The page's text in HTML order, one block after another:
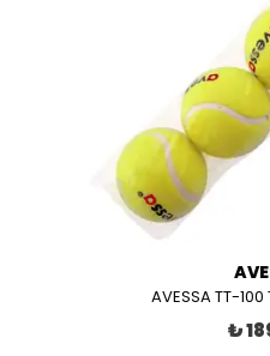
AVESSA TT-100
₺